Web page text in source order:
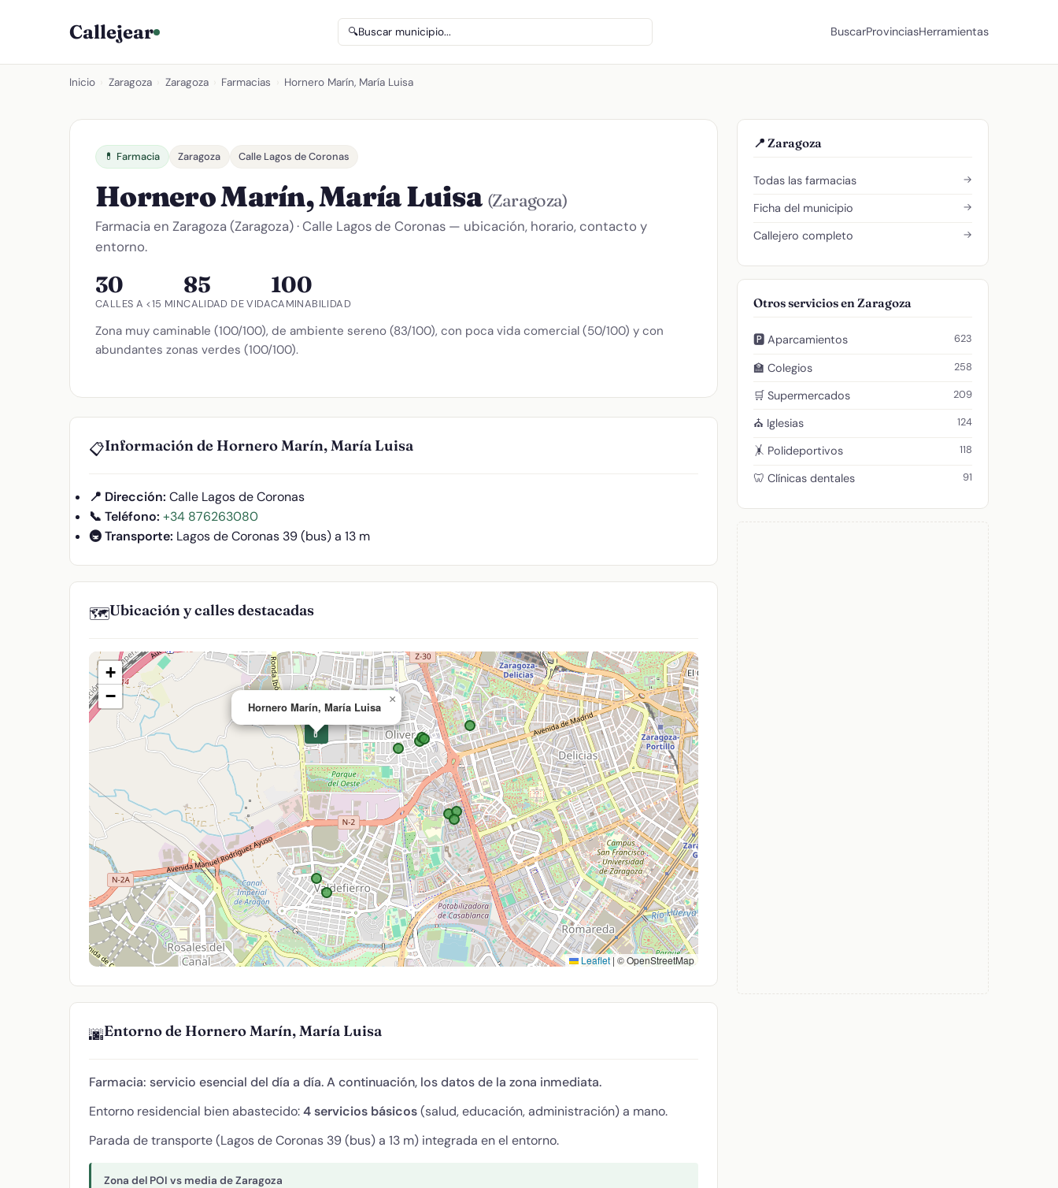
Callejear 🔍Buscar municipio... BuscarProvinciasHerramientas
Inicio Zaragoza Zaragoza Farmacias Hornero Marín, María Luisa
💊 Farmacia Zaragoza Calle Lagos de Coronas
Hornero Marín, María Luisa (Zaragoza)
Farmacia en Zaragoza (Zaragoza) · Calle Lagos de Coronas — ubicación, horario, contacto y
entorno.
30
CALLES A <15 MIN
85
CALIDAD DE VIDA
100
CAMINABILIDAD
Zona muy caminable (100/100), de ambiente sereno (83/100), con poca vida comercial (50/100) y con
abundantes zonas verdes (100/100).
📋Información de Hornero Marín, María Luisa
📍 Dirección: Calle Lagos de Coronas
📞 Teléfono: +34 876263080
🚇 Transporte: Lagos de Coronas 39 (bus) a 13 m
🗺️Ubicación y calles destacadas
💊
Hornero Marín, María Luisa
×
+
−
Leaflet | © OpenStreetMap
🌆Entorno de Hornero Marín, María Luisa
Farmacia: servicio esencial del día a día. A continuación, los datos de la zona inmediata.
Entorno residencial bien abastecido:4 servicios básicos(salud, educación, administración) a mano.
Parada de transporte (Lagos de Coronas 39 (bus) a 13 m) integrada en el entorno.
Zona del POI vs media de Zaragoza
📍 Zaragoza
Todas las farmacias →
Ficha del municipio →
Callejero completo →
Otros servicios en Zaragoza
🅿️ Aparcamientos 623
🏫 Colegios 258
🛒 Supermercados 209
⛪ Iglesias 124
🤸 Polideportivos 118
🦷 Clínicas dentales 91